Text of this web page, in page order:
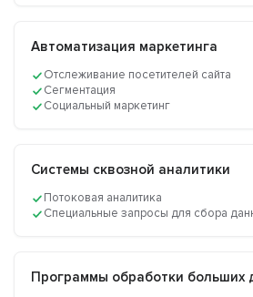
Автоматизация маркетинга
Отслеживание посетителей сайта
Сегментация
Социальный маркетинг
Системы сквозной аналитики
Потоковая аналитика
Специальные запросы для сбора
Программы обработки больших